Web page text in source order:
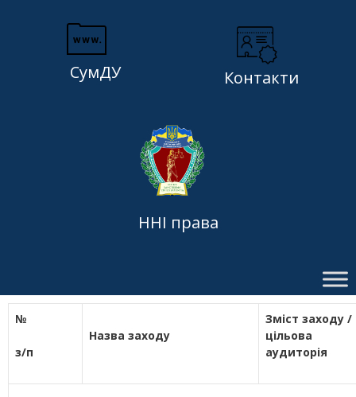
СумДУ Контакти
ННІ права
№
з/п
Назва заходу
Зміст заходу /
цільова
аудиторія